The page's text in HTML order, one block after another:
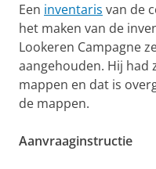
Een inventaris van de
het maken van de
Lookeren Campagne
aangehouden. Hij had
mappen en dat is
de mappen.
Aanvraaginstructie